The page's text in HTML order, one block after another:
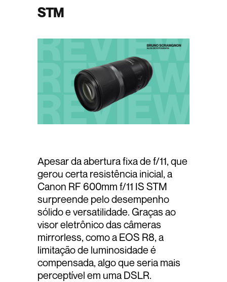
STM
Apesar da abertura fixa de f/11, que
gerou certa resistência inicial, a
Canon RF 600mm f/11 IS STM
surpreende pelo desempenho
sólido e versatilidade. Graças ao
visor eletrônico das câmeras
mirrorless, como a EOS R8, a
limitação de luminosidade é
compensada, algo que seria mais
perceptível em uma DSLR.